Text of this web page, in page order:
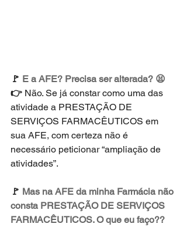
🚩 E a AFE? Precisa ser alterada? 😫
👉 Não. Se já constar como uma das
atividade a PRESTAÇÃO DE
SERVIÇOS FARMACÊUTICOS em
sua AFE, com certeza não é
necessário peticionar “ampliação de
atividades”.
🚩 Mas na AFE da minha Farmácia não
consta PRESTAÇÃO DE SERVIÇOS
FARMACÊUTICOS. O que eu faço??